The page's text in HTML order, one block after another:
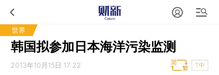
世界
韩国拟参加日本海洋污染监测
2013年10月15日 17:22 T中